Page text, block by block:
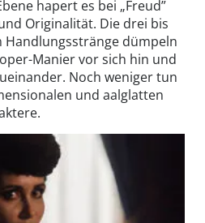
hapert es bei „Freud”
Originalität. Die drei bis
dümpeln
Manier vor sich hin und
Noch weniger tun
und aalglatten